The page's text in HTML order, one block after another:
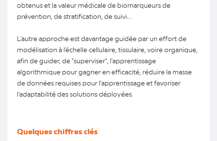
obtenus et la valeur médicale de biomarqueurs de
prévention, de stratification, de suivi...
L'autre approche est davantage guidée par un effort de
modélisation à l'échelle cellulaire, tissulaire, voire organique,
afin de guider, de "superviser", l'apprentissage
algorithmique pour gagner en efficacité, réduire la masse
de données requises pour l'apprentissage et favoriser
l'adaptabilité des solutions déployées.
Quelques chiffres clés